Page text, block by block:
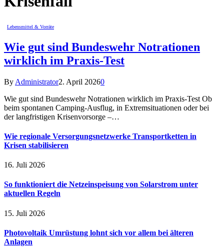
Lebensmittel & Vorräte
Wie gut sind Bundeswehr Notrationen
wirklich im Praxis-Test
By Administrator2. April 20260
Wie gut sind Bundeswehr Notrationen wirklich im Praxis-Test Ob
beim spontanen Camping-Ausflug, in Extremsituationen oder bei
der langfristigen Krisenvorsorge –…
Wie regionale Versorgungsnetzwerke Transportketten in
Krisen stabilisieren
16. Juli 2026
So funktioniert die Netzeinspeisung von Solarstrom unter
aktuellen Regeln
15. Juli 2026
Photovoltaik Umrüstung lohnt sich vor allem bei älteren
Anlagen